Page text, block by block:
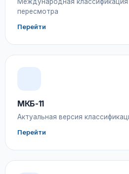
пересмотра
Перейти
МКБ-11
Актуальная версия
Перейти